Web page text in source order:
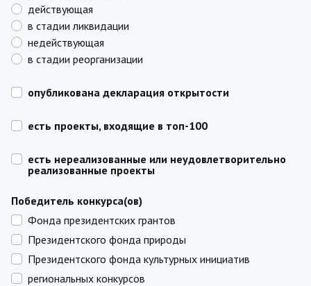
действующая
в стадии ликвидации
недействующая
в стадии реорганизации
опубликована декларация открытости
есть проекты, входящие в топ-100
есть нереализованные или неудовлетворительно
реализованные проекты
Победитель конкурса(ов)
Фонда президентских грантов
Президентского фонда природы
Президентского фонда культурных инициатив
региональных конкурсов